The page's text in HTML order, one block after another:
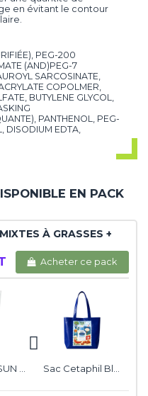
en évitant le contour
PEG-200
(AND)PEG-7
SARCOSINATE,
COPOLMER,
BUTYLENE GLYCOL,
PANTHENOL, PEG-
DISODIUM EDTA,
EN PACK
À GRASSES +
Acheter ce pack
CETAPHIL SUN Light Gel SPF50+, 100ML Sac Cetaphil Bleu